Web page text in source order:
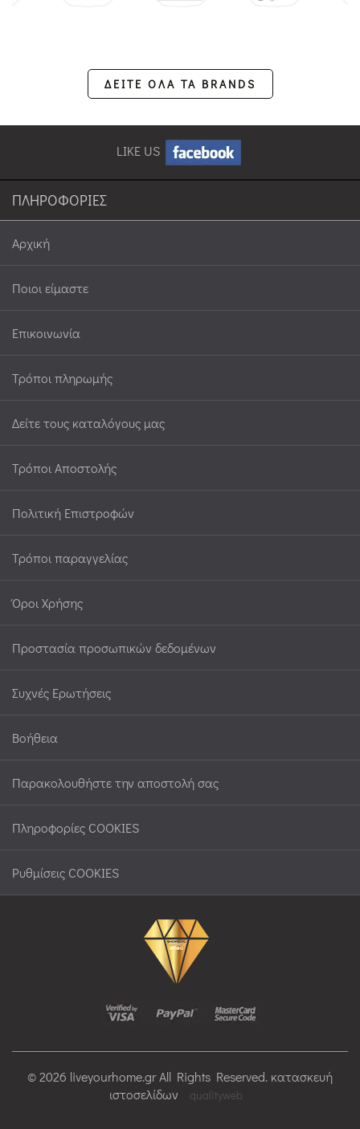
ΔΕΙΤΕ ΟΛΑ ΤΑ BRANDS
LIKE US
ΠΛΗΡΟΦΟΡΙΕΣ
Αρχική
Ποιοι είμαστε
Επικοινωνία
Τρόποι πληρωμής
Δείτε τους καταλόγους μας
Τρόποι Αποστολής
Πολιτική Επιστροφών
Τρόποι παραγγελίας
Όροι Χρήσης
Προστασία προσωπικών δεδομένων
Συχνές Ερωτήσεις
Βοήθεια
Παρακολουθήστε την αποστολή σας
Πληροφορίες COOKIES
Ρυθμίσεις COOKIES
© 2026 liveyourhome.gr All Rights Reserved. κατασκευή
ιστοσελίδων
qualityweb